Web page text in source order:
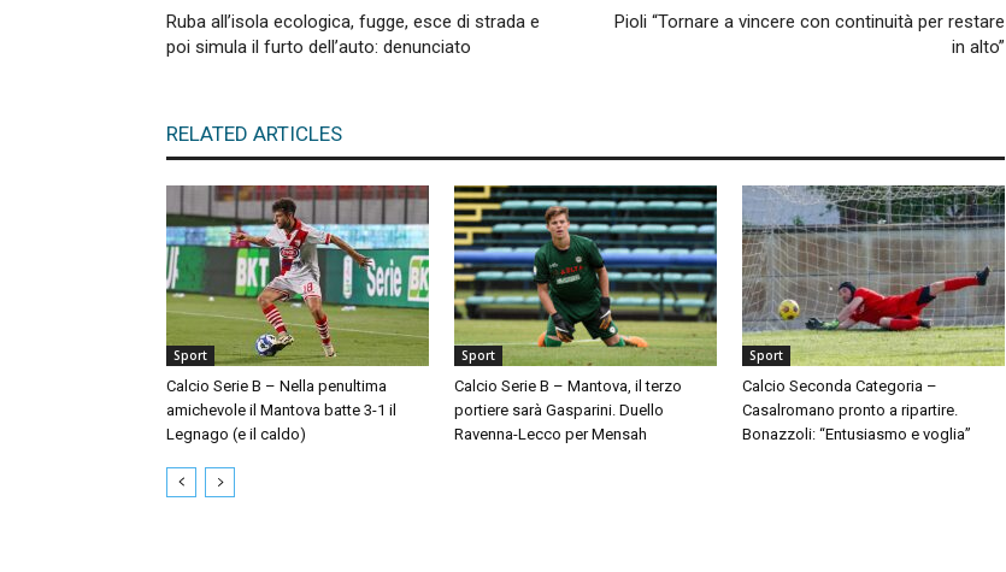
Ruba all’isola ecologica, fugge, esce di strada e
poi simula il furto dell’auto: denunciato
Pioli “Tornare a vincere con continuità per restare
in alto”
RELATED ARTICLES
Sport
Calcio Serie B – Nella penultima
amichevole il Mantova batte 3-1 il
Legnago (e il caldo)
Sport
Calcio Serie B – Mantova, il terzo
portiere sarà Gasparini. Duello
Ravenna-Lecco per Mensah
Sport
Calcio Seconda Categoria –
Casalromano pronto a ripartire.
Bonazzoli: “Entusiasmo e voglia”